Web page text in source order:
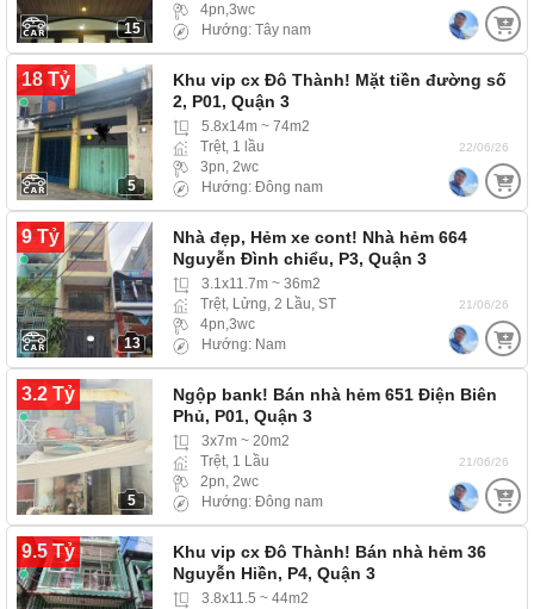
15
4pn,3wc
Hướng: Tây nam
18 Tỷ
5
Khu vip cx Đô Thành! Mặt tiền đường số
2, P01, Quận 3
5.8x14m ~ 74m2
Trệt, 1 lầu
3pn, 2wc
Hướng: Đông nam
22/06/26
9 Tỷ
13
Nhà đẹp, Hẻm xe cont! Nhà hẻm 664
Nguyễn Đình chiểu, P3, Quận 3
3.1x11.7m ~ 36m2
Trệt, Lửng, 2 Lầu, ST
4pn,3wc
Hướng: Nam
21/06/26
3.2 Tỷ
5
Ngộp bank! Bán nhà hẻm 651 Điện Biên
Phủ, P01, Quận 3
3x7m ~ 20m2
Trệt, 1 Lầu
2pn, 2wc
Hướng: Đông nam
21/06/26
9.5 Tỷ
Khu vip cx Đô Thành! Bán nhà hẻm 36
Nguyễn Hiền, P4, Quận 3
3.8x11.5 ~ 44m2